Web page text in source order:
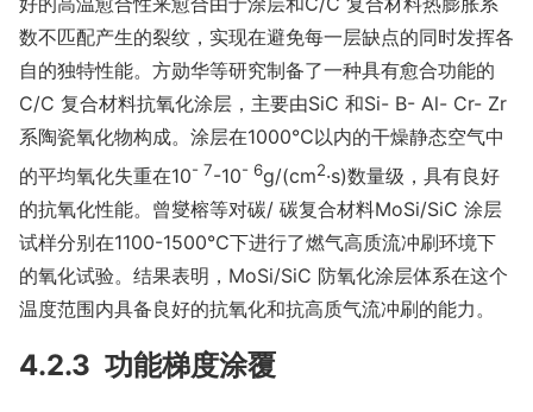
数不匹配产生的裂纹，实现在避免每一层缺点的同时发挥各
自的独特性能。方勋华等研究制备了一种具有愈合功能的
C/C 复合材料抗氧化涂层，主要由SiC 和Si- B- Al- Cr- Zr
系陶瓷氧化物构成。涂层在1000℃以内的干燥静态空气中
的平均氧化失重在10- 7-10- 6g/(cm2·s)数量级，具有良好
的抗氧化性能。曾燮榕等对碳/ 碳复合材料MoSi/SiC 涂层
试样分别在1100-1500℃下进行了燃气高质流冲刷环境下
的氧化试验。结果表明，MoSi/SiC 防氧化涂层体系在这个
温度范围内具备良好的抗氧化和抗高质气流冲刷的能力。
4.2.3 功能梯度涂覆